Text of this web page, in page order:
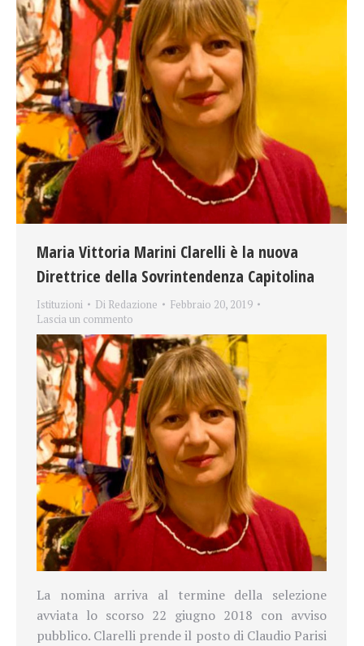
Maria Vittoria Marini Clarelli è la nuova
Direttrice della Sovrintendenza Capitolina
Istituzioni Di Redazione
Febbraio 20, 2019
Lascia un commento
La nomina arriva al termine della selezione
avviata lo scorso 22 giugno 2018 con avviso
pubblico. Clarelli prende il posto di Claudio Parisi